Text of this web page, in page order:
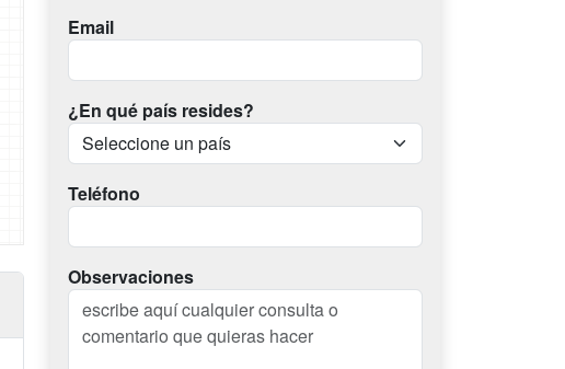
Email
¿En qué país resides?
Teléfono
Observaciones